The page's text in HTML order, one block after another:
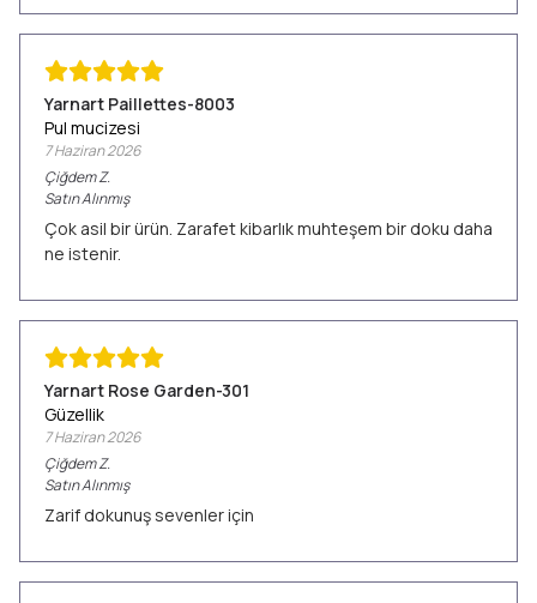
Yarnart Paillettes-8003
Pul mucizesi
7 Haziran 2026
ÇiğdemZ.
Satın Alınmış
Çok asil bir ürün. Zarafet kibarlık muhteşem bir doku daha
ne istenir.
Yarnart Rose Garden-301
Güzellik
7 Haziran 2026
ÇiğdemZ.
Satın Alınmış
Zarif dokunuş sevenler için